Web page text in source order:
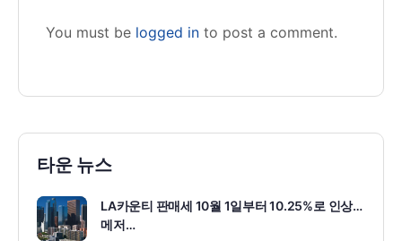
You must be logged in to post a comment.
타운 뉴스
LA카운티 판매세 10월 1일부터 10.25%로 인상…
메저…